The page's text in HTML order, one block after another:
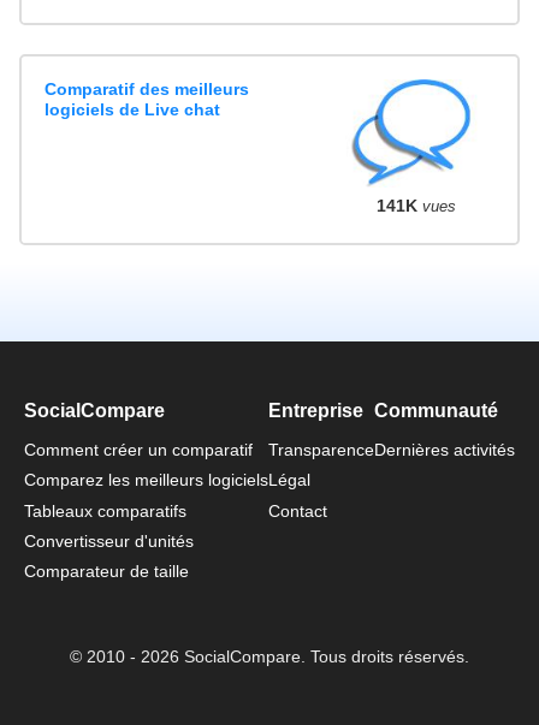
Comparatif des meilleurs
logiciels de Live chat
141K vues
SocialCompare
Comment créer un comparatif
Comparez les meilleurs logiciels
Tableaux comparatifs
Convertisseur d'unités
Comparateur de taille
Entreprise
Transparence
Légal
Contact
Communauté
Dernières activités
© 2010 - 2026 SocialCompare. Tous droits réservés.